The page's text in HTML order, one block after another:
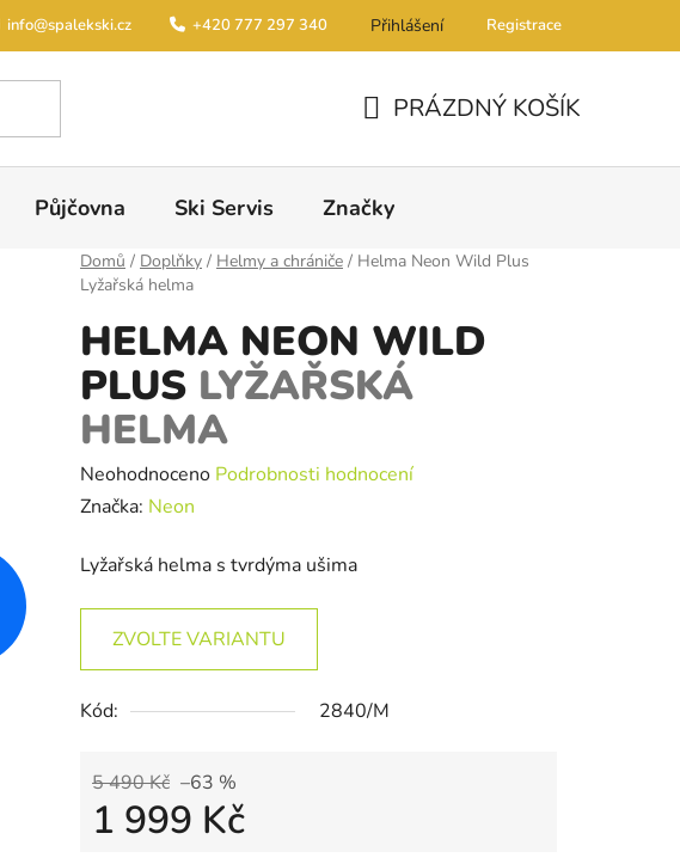
info@spalekski.cz +420 777 297 340 Přihlášení Registrace
PRÁZDNÝ KOŠÍK
Půjčovna Ski Servis Značky
Domů / Doplňky / Helmy a chrániče / Helma Neon Wild Plus
Lyžařská helma
HELMA NEON WILD
PLUS LYŽAŘSKÁ
HELMA
Průměrné hodnocení produktu je 0,0 z 5 hvězdiček.
Neohodnoceno Podrobnosti hodnocení
Značka: Neon
Lyžařská helma s tvrdýma ušima
ZVOLTE VARIANTU
Kód: 2840/M
5 490 Kč –63 %
1 999 Kč